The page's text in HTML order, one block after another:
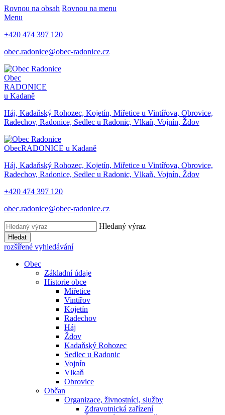
Rovnou na obsah Rovnou na menu
Menu
+420 474 397 120
obec.radonice@obec-radonice.cz
Obec
RADONICE
u Kadaně
Háj, Kadaňský Rohozec, Kojetín, Miřetice u Vintířova, Obrovice,
Radechov, Radonice, Sedlec u Radonic, Vlkaň, Vojnín, Ždov
ObecRADONICE u Kadaně
Háj, Kadaňský Rohozec, Kojetín, Miřetice u Vintířova, Obrovice,
Radechov, Radonice, Sedlec u Radonic, Vlkaň, Vojnín, Ždov
+420 474 397 120
obec.radonice@obec-radonice.cz
Hledaný výraz
Hledat
rozšířené vyhledávání
Obec
Základní údaje
Historie obce
Miřetice
Vintířov
Kojetín
Radechov
Háj
Ždov
Kadaňský Rohozec
Sedlec u Radonic
Vojnín
Vlkaň
Obrovice
Občan
Organizace, živnostníci, služby
Zdravotnická zařízení